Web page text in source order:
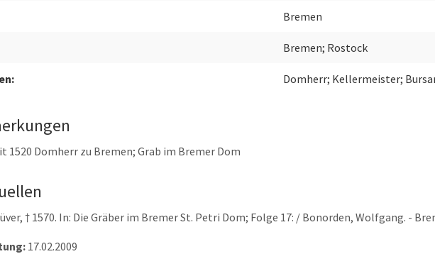
Bremen
Bremen; Rostock
Domherr; Kellermeister;
1520 Domherr zu Bremen; Grab im Bremer Dom
† 1570. In: Die Gräber im Bremer St. Petri Dom; Folge 17: / Bonorden, Wolfgang. -
17.02.2009